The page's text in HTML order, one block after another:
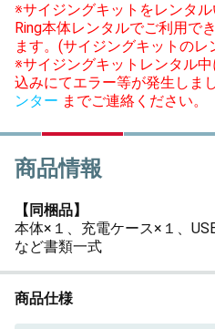
※サイジングキットをレンタ
Ring本体レンタルでご利用で
ます。(サイジングキットの
※サイジングキットレンタル
込みにてエラー等が発生しま
ンター までご連絡ください。
商品情報
【同梱品】
本体×１、充電ケース×１、
など書類一式
商品仕様